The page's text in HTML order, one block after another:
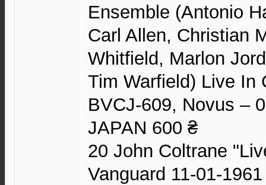
Ensemble (Antonio
Carl Allen, Christian
Whitfield, Marlon
Tim Warfield) Live In
BVCJ-609, Novus –
JAPAN 600 ₴
20 John Coltrane
Vanguard 11-01-